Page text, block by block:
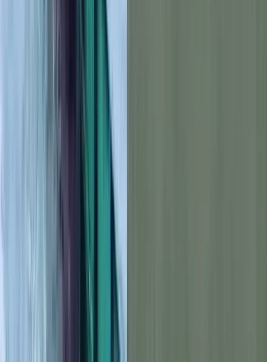
সামুদ্রিক মাছ। মঙ্গলবার গভীর রাতে এফবি জারিফ-৪ ট্রলারে মাছটি ধরা